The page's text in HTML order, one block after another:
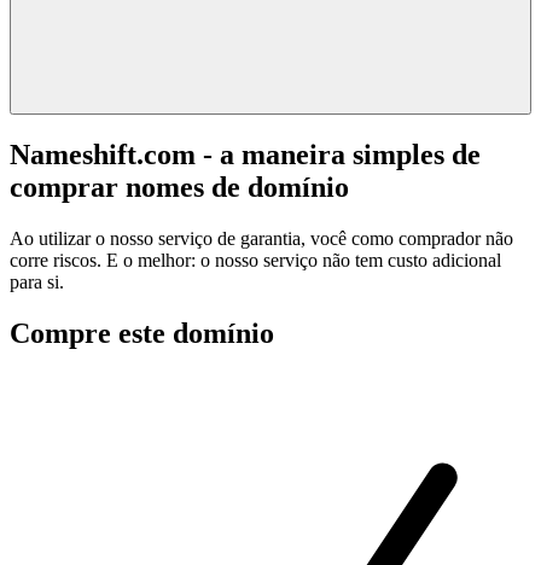
Nameshift.com - a maneira simples de
comprar nomes de domínio
Ao utilizar o nosso serviço de garantia, você como comprador não
corre riscos. E o melhor: o nosso serviço não tem custo adicional
para si.
Compre este domínio